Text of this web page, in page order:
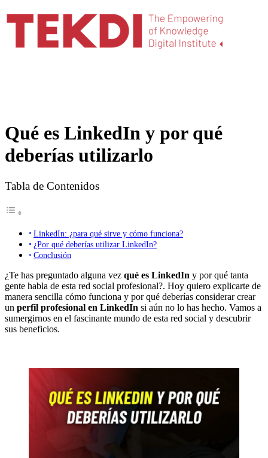
Qué es LinkedIn y por qué
deberías utilizarlo
Tabla de Contenidos
LinkedIn: ¿para qué sirve y cómo funciona?
¿Por qué deberías utilizar LinkedIn?
Conclusión
¿Te has preguntado alguna vez qué es LinkedIn y por qué tanta
gente habla de esta red social profesional?. Hoy quiero explicarte de
manera sencilla cómo funciona y por qué deberías considerar crear
un perfil profesional en LinkedIn si aún no lo has hecho. Vamos a
sumergirnos en el fascinante mundo de esta red social y descubrir
sus beneficios.